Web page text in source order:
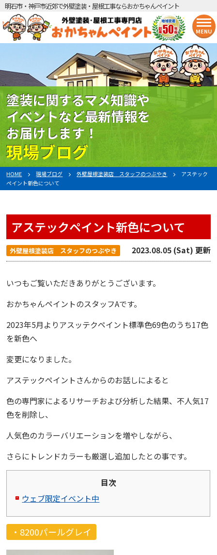
明石市・神戸市近郊で外壁塗装・屋根工事ならおかちゃんペイント
MENU
塗装に関するマメ知識や
イベントなど最新情報を
お届けします！
現場ブログ
HOME 現場ブログ 外壁屋根塗装店 スタッフのつぶやき
アステック
ペイント新色について
アステックペイント新色について
外壁屋根塗装店 スタッフのつぶやき 2023.08.05 (Sat) 更新
いつもご覧いただきありがとうございます。
おかちゃんペイントのスタッフAです。
2023年5月よりアスッテクペイント標準色69色のうち17色
を新色へ
変更になりました。
アステックペイントさんからのお話しによると
色の専門家によるリサーチおよび分析した結果、不人気17
色を削除し、
人気色のカラーバリエーションを増やしながら、
さらにトレンドカラーも厳選し追加したとの事です。
目次
ウェブ限定イベント中
・8200パールグレイ